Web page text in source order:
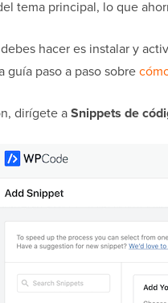
tema principal, lo que
hacer es instalar y
guía paso a paso sobre
dirígete aSnippets de